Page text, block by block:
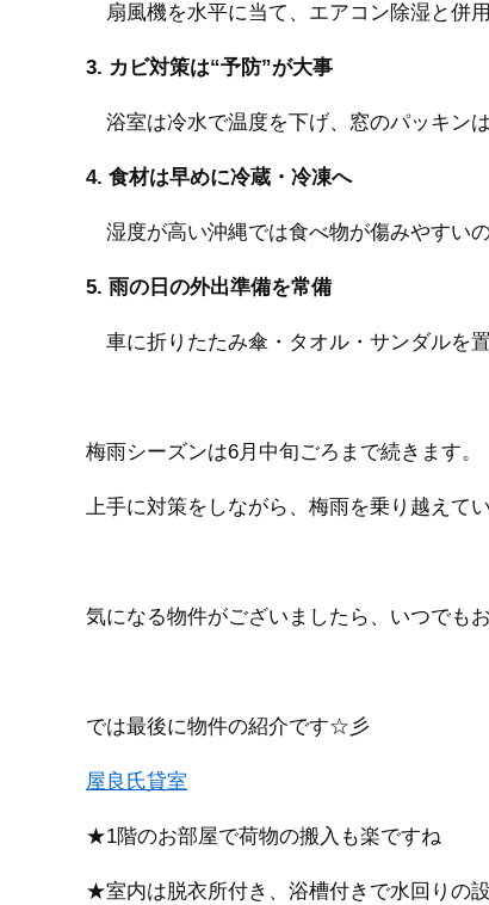
扇風機を水平に当て、エアコン除湿と併
3. カビ対策は“予防”が大事
浴室は冷水で温度を下げ、窓のパッキン
4. 食材は早めに冷蔵・冷凍へ
湿度が高い沖縄では食べ物が傷みやすい
5. 雨の日の外出準備を常備
車に折りたたみ傘・タオル・サンダルを
梅雨シーズンは6月中旬ごろまで続きます。
上手に対策をしながら、梅雨を乗り越えて
気になる物件がございましたら、いつでも
では最後に物件の紹介です☆彡
屋良氏貸室
★1階のお部屋で荷物の搬入も楽ですね
★室内は脱衣所付き、浴槽付きで水回りの